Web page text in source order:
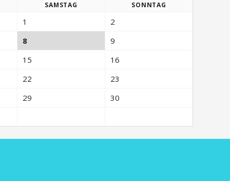
SAMSTAG SONNTAG
1
2
8
9
15
16
22
23
29
30